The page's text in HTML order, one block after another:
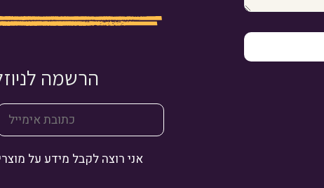
הרשמה
אני רוצה לקבל מידע על